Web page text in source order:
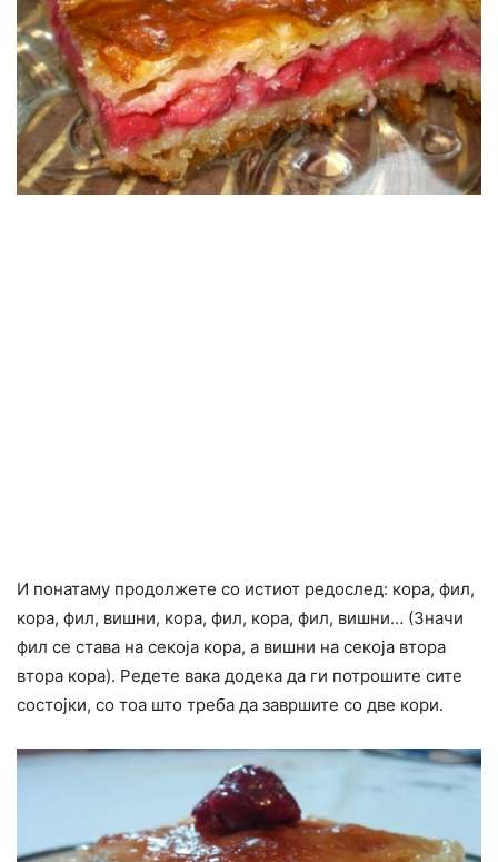
И понатаму продолжете со истиот редослед: кора, фил,
кора, фил, вишни, кора, фил, кора, фил, вишни… (Значи
фил се става на секоја кора, а вишни на секоја втора
втора кора). Редете вака додека да ги потрошите сите
состојки, со тоа што треба да завршите со две кори.